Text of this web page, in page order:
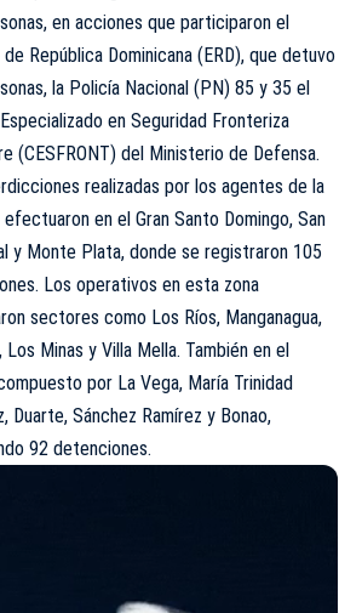
en acciones que participaron el
República Dominicana (ERD), que detuvo
la Policía Nacional (PN) 85 y 35 el
en Seguridad Fronteriza
(CESFRONT) del Ministerio de Defensa.
realizadas por los agentes de la
efectuaron en el Gran Santo Domingo, San
y Monte Plata, donde se registraron 105
Los operativos en esta zona
sectores como Los Ríos, Manganagua,
Los Minas y Villa Mella. También en el
por La Vega, María Trinidad
Duarte, Sánchez Ramírez y Bonao,
92 detenciones.